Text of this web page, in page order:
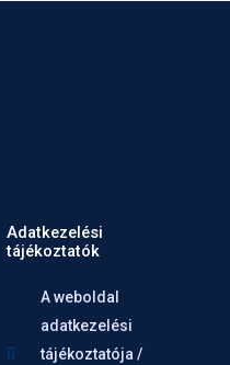
Adatkezelési
tájékoztatók
A weboldal
adatkezelési
tájékoztatója /